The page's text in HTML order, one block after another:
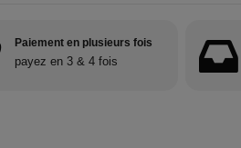
Paiement en plusieurs fois
payez en 3 & 4 fois